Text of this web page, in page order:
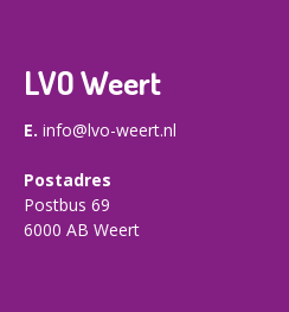
LVO Weert
E. info@lvo-weert.nl
Postadres
Postbus 69
6000 AB Weert